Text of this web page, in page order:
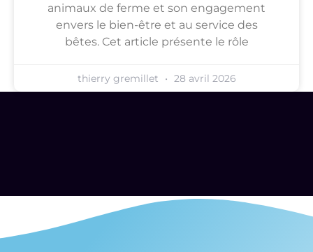
animaux de ferme et son engagement
envers le bien-être et au service des
bêtes. Cet article présente le rôle
thierry gremillet 28 avril 2026